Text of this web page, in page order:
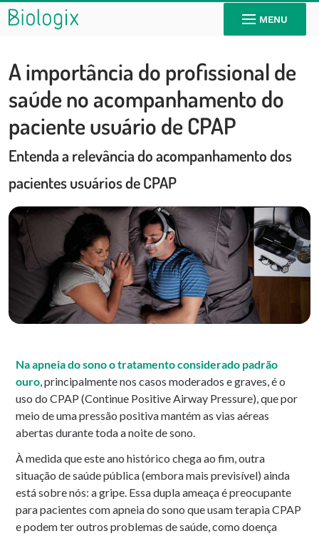
MENU
A importância do profissional de
saúde no acompanhamento do
paciente usuário de CPAP
Entenda a relevância do acompanhamento dos
pacientes usuários de CPAP
Na apneia do sono o tratamento considerado padrão
ouro,principalmente nos casos moderados e graves, é o
uso do CPAP (Continue Positive Airway Pressure), que por
meio de uma pressão positiva mantém as vias aéreas
abertas durante toda a noite de sono.
À medida que este ano histórico chega ao fim, outra
situação de saúde pública (embora mais previsível) ainda
está sobre nós: a gripe. Essa dupla ameaça é preocupante
para pacientes com apneia do sono que usam terapia CPAP
e podem ter outros problemas de saúde, como doença